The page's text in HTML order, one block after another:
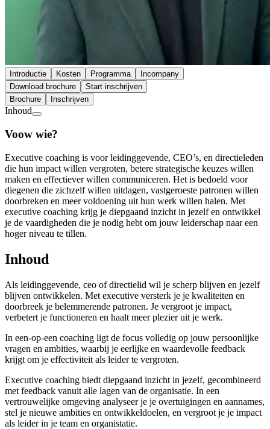
Introductie Kosten Programma
Incompany
Download brochure
Start inschrijven
Brochure
Inschrijven
Inhoud
Voow wie?
Executive coaching is voor leidinggevende, CEO’s, en directieleden
die hun impact willen vergroten, betere strategische keuzes willen
maken en effectiever willen communiceren. Het is bedoeld voor
diegenen die zichzelf willen uitdagen, vastgeroeste patronen willen
doorbreken en meer voldoening uit hun werk willen halen. Met
executive coaching krijg je diepgaand inzicht in jezelf en ontwikkel
je de vaardigheden die je nodig hebt om jouw leiderschap naar een
hoger niveau te tillen.
Inhoud
Als leidinggevende, ceo of directielid wil je scherp blijven en jezelf
blijven ontwikkelen. Met executive versterk je je kwaliteiten en
doorbreek je belemmerende patronen. Je vergroot je impact,
verbetert je functioneren en haalt meer plezier uit je werk.
In een-op-een coaching ligt de focus volledig op jouw persoonlijke
vragen en ambities, waarbij je eerlijke en waardevolle feedback
krijgt om je effectiviteit als leider te vergroten.
Executive coaching biedt diepgaand inzicht in jezelf, gecombineerd
met feedback vanuit alle lagen van de organisatie. In een
vertrouwelijke omgeving analyseer je je overtuigingen en aannames,
stel je nieuwe ambities en ontwikkeldoelen, en vergroot je je impact
als leider in je team en organistatie.